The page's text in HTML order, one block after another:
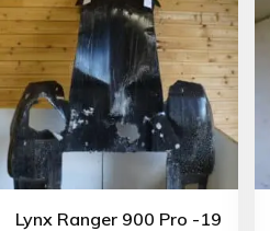
Lynx Ranger 900 Pro -19